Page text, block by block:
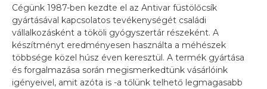
Cégünk 1987-ben kezdte el az Antivar füstölőcsík
gyártásával kapcsolatos tevékenységét családi
vállalkozásként a tököli gyógyszertár részeként. A
készítményt eredményesen használta a méhészek
többsége közel húsz éven keresztül. A termék gyártása
és forgalmazása során megismerkedtünk vásárlóink
igényeivel, amit azóta is -a tőlünk telhető legmagasabb